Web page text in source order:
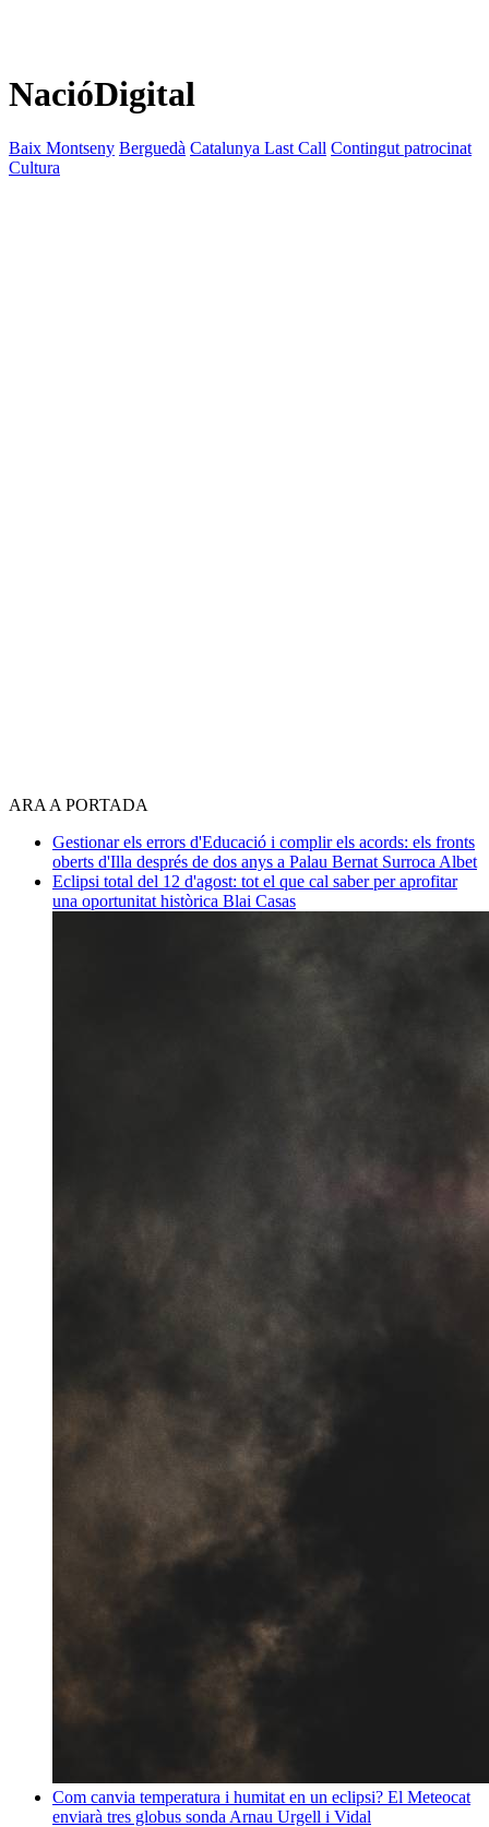
NacióDigital
Baix Montseny Berguedà Catalunya Last Call Contingut patrocinat
Cultura
ARA A PORTADA
Gestionar els errors d'Educació i complir els acords: els fronts
oberts d'Illa després de dos anys a Palau Bernat Surroca Albet
Eclipsi total del 12 d'agost: tot el que cal saber per aprofitar
una oportunitat històrica Blai Casas
Com canvia temperatura i humitat en un eclipsi? El Meteocat
enviarà tres globus sonda Arnau Urgell i Vidal